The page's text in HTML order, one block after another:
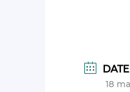
DATE
18